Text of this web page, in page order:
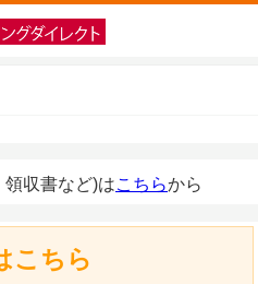
収書など)はこちらから
こちら